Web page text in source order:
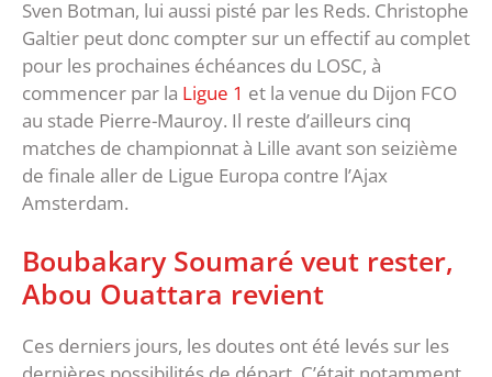
Sven Botman, lui aussi pisté par les Reds. Christophe
Galtier peut donc compter sur un effectif au complet
pour les prochaines échéances du LOSC, à
commencer par la Ligue 1 et la venue du Dijon FCO
au stade Pierre-Mauroy. Il reste d’ailleurs cinq
matches de championnat à Lille avant son seizième
de finale aller de Ligue Europa contre l’Ajax
Amsterdam.
Boubakary Soumaré veut rester,
Abou Ouattara revient
Ces derniers jours, les doutes ont été levés sur les